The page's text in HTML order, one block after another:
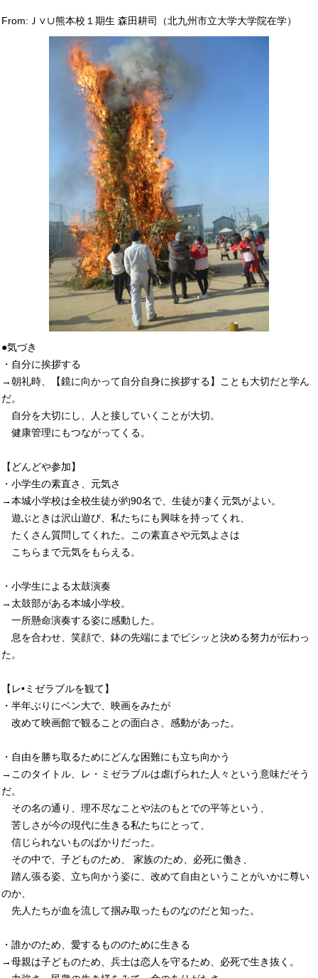
From:Ｊ∨∪熊本校１期生 森田耕司（北九州市立大学大学院在学）
●気づき
・自分に挨拶する
→朝礼時、【鏡に向かって自分自身に挨拶する】ことも大切だと学ん
だ。
自分を大切にし、人と接していくことが大切。
健康管理にもつながってくる。
【どんどや参加】
・小学生の素直さ、元気さ
→本城小学校は全校生徒が約90名で、生徒が凄く元気がよい。
遊ぶときは沢山遊び、私たちにも興味を持ってくれ、
たくさん質問してくれた。この素直さや元気よさは
こちらまで元気をもらえる。
・小学生による太鼓演奏
→太鼓部がある本城小学校。
一所懸命演奏する姿に感動した。
息を合わせ、笑顔で、鉢の先端にまでピシッと決める努力が伝わっ
た。
【レ•ミゼラブルを観て】
・半年ぶりにベン大で、映画をみたが
改めて映画館で観ることの面白さ、感動があった。
・自由を勝ち取るためにどんな困難にも立ち向かう
→このタイトル、レ・ミゼラブルは虐げられた人々という意味だそう
だ。
その名の通り、理不尽なことや法のもとでの平等という、
苦しさが今の現代に生きる私たちにとって、
信じられないものばかりだった。
その中で、子どものため、 家族のため、必死に働き、
踏ん張る姿、立ち向かう姿に、改めて自由ということがいかに尊い
のか、
先人たちが血を流して掴み取ったものなのだと知った。
・誰かのため、愛するもののために生きる
→母親は子どものため、兵士は恋人を守るため、必死で生き抜く。